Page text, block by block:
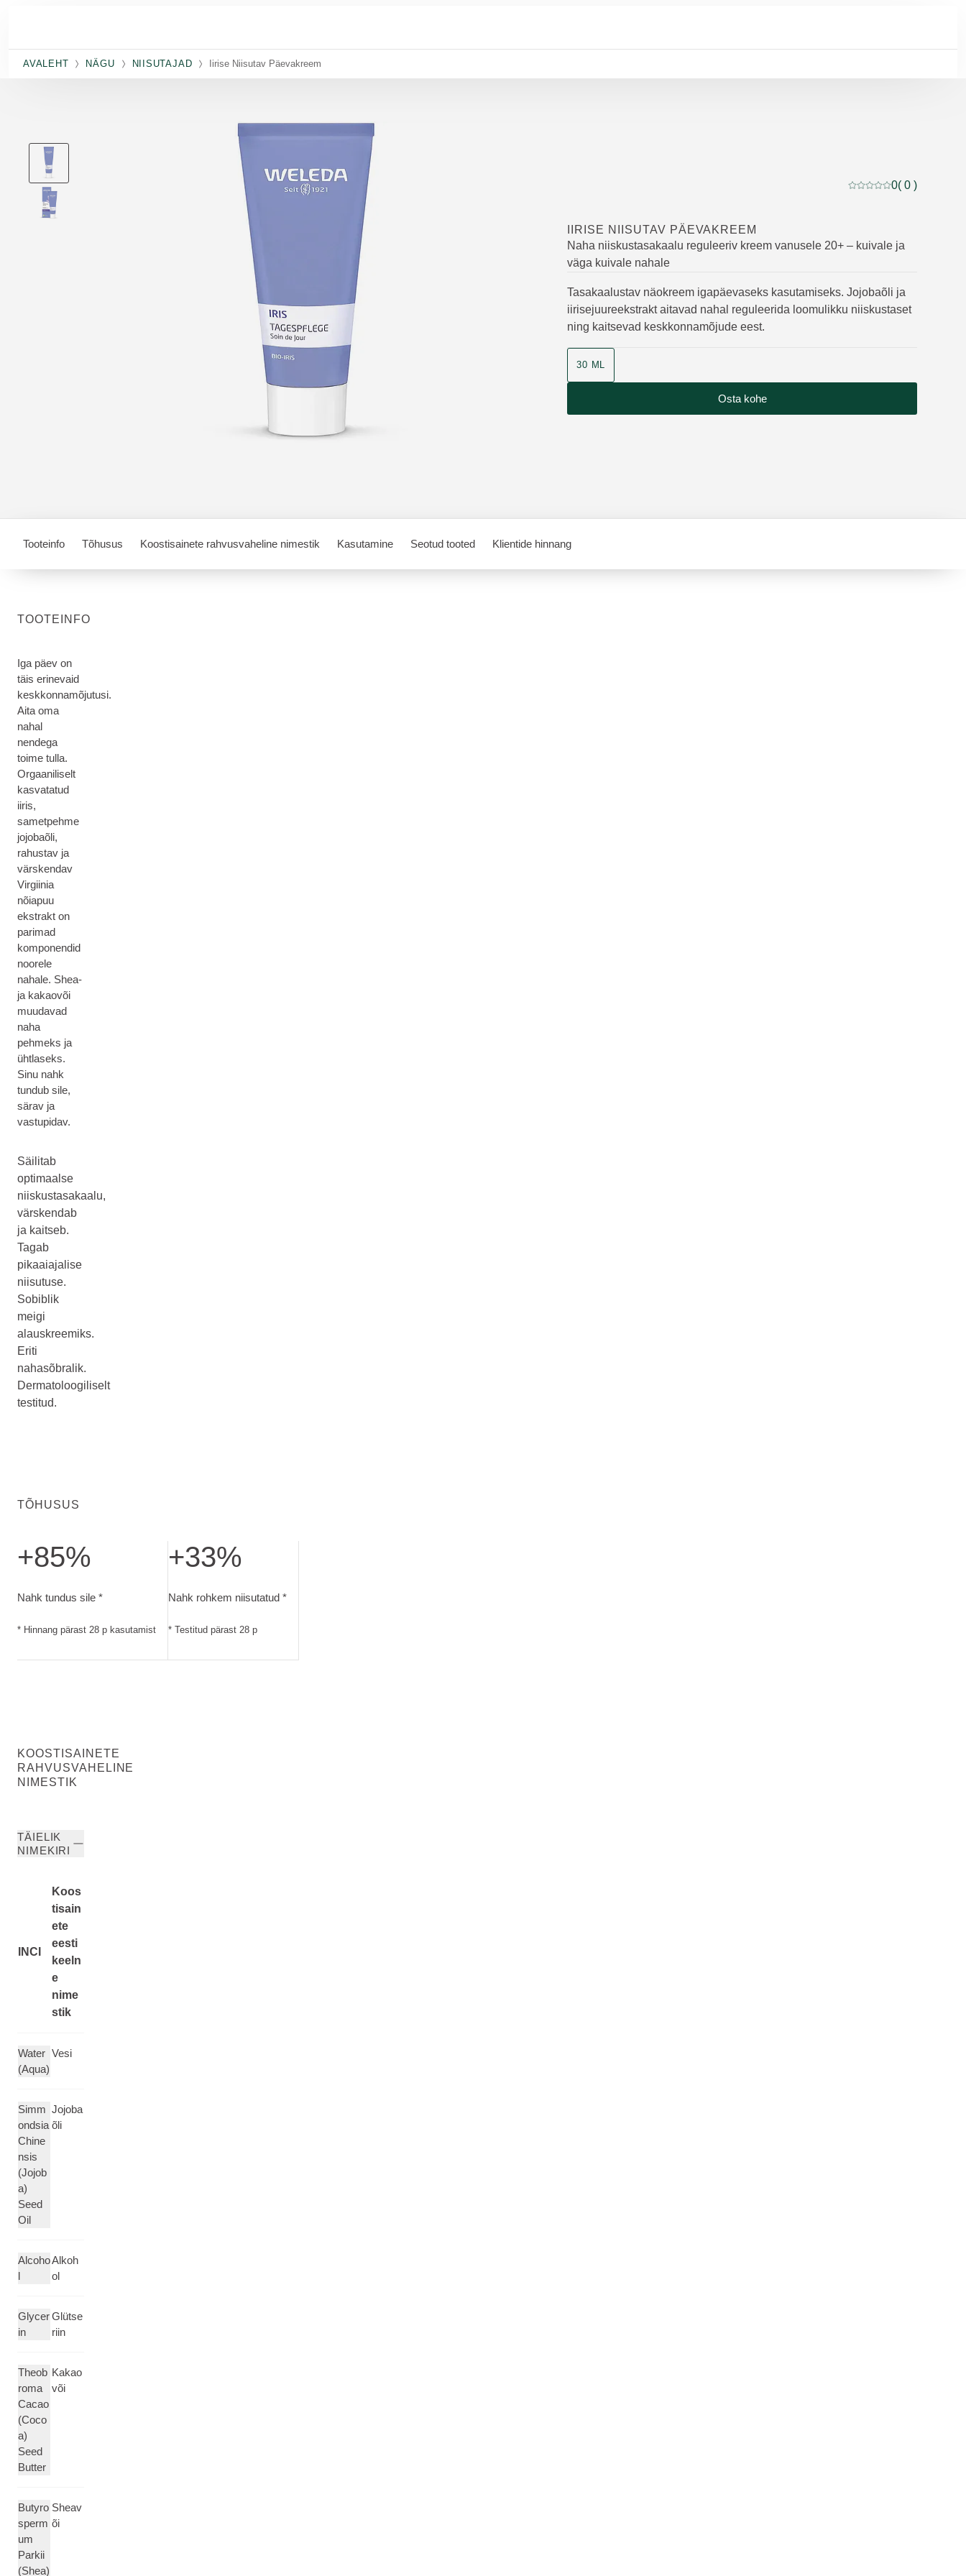
AVALEHT NÄGU NIISUTAJAD Iirise Niisutav Päevakreem
Praegune hinnang: 0
0( 0 )
IIRISE NIISUTAV PÄEVAKREEM
Naha niiskustasakaalu reguleeriv kreem vanusele 20+ – kuivale ja
väga kuivale nahale
Tasakaalustav näokreem igapäevaseks kasutamiseks. Jojobaõli ja
iirisejuureekstrakt aitavad nahal reguleerida loomulikku niiskustaset
ning kaitsevad keskkonnamõjude eest.
30 ML
Osta kohe
Tooteinfo Tõhusus Koostisainete rahvusvaheline nimestik Kasutamine Seotud tooted Klientide hinnang
TOOTEINFO
Iga päev on
täis erinevaid
keskkonnamõjutusi.
Aita oma
nahal
nendega
toime tulla.
Orgaaniliselt
kasvatatud
iiris,
sametpehme
jojobaõli,
rahustav ja
värskendav
Virgiinia
nõiapuu
ekstrakt on
parimad
komponendid
noorele
nahale. Shea-
ja kakaovõi
muudavad
naha
pehmeks ja
ühtlaseks.
Sinu nahk
tundub sile,
särav ja
vastupidav.
Säilitab
optimaalse
niiskustasakaalu,
värskendab
ja kaitseb.
Tagab
pikaaiajalise
niisutuse.
Sobiblik
meigi
alauskreemiks.
Eriti
nahasõbralik.
Dermatoloogiliselt
testitud.
TÕHUSUS
+85%
Nahk tundus sile *
* Hinnang pärast 28 p kasutamist
+33%
Nahk rohkem niisutatud *
* Testitud pärast 28 p
KOOSTISAINETE
RAHVUSVAHELINE
NIMESTIK
TÄIELIK
NIMEKIRI
INCI
Koos
tisain
ete
eesti
keeln
e
nime
stik
Water
(Aqua)
Vesi
Simm
ondsia
Chine
nsis
(Jojob
a)
Seed
Oil
Jojoba
õli
Alcoho
l
Alkoh
ol
Glycer
in
Glütse
riin
Theob
roma
Cacao
(Coco
a)
Seed
Butter
Kakao
või
Butyro
sperm
um
Parkii
(Shea)
Sheav
õi